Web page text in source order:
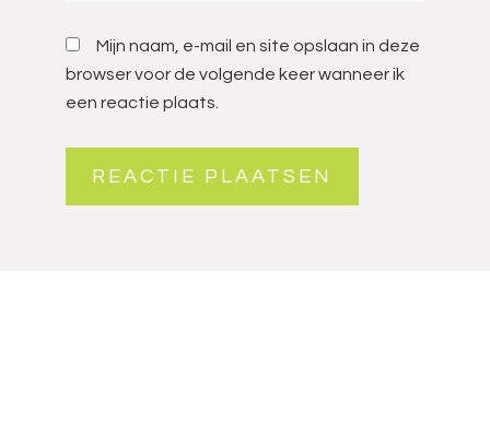
Mijn naam, e-mail en site opslaan in deze
browser voor de volgende keer wanneer ik
een reactie plaats.